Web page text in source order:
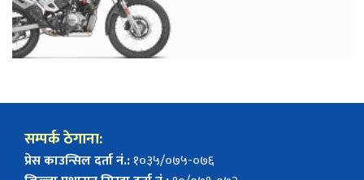
सम्पर्क ठेगाना:
प्रेस काउन्सिल दर्ता नं.:१०३५/०७५-०७६